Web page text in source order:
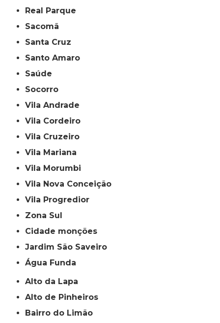
Real Parque
Sacomã
Santa Cruz
Santo Amaro
Saúde
Socorro
Vila Andrade
Vila Cordeiro
Vila Cruzeiro
Vila Mariana
Vila Morumbi
Vila Nova Conceição
Vila Progredior
Zona Sul
cidade monções
jardim São Saveiro
Água Funda
Alto da Lapa
Alto de Pinheiros
Bairro do Limão